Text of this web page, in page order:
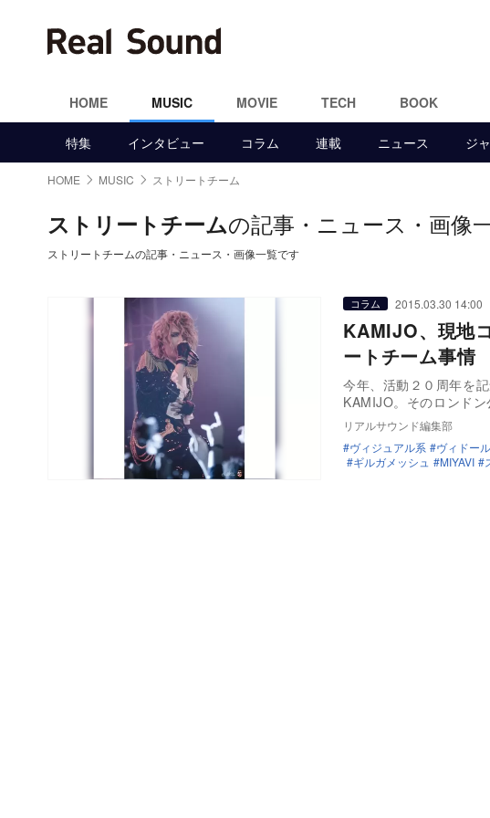
HOME MUSIC MOVIE TECH BOOK
特集 インタビュー コラム 連載 ニュース ジ
HOME MUSIC ストリートチーム
ストリートチームの記事・ニュース・画像
ストリートチームの記事・ニュース・画像一覧です
コラム 2015.03.30 14:00
KAMIJO、現地
ートチーム事情
今年、活動２０周年を
KAMIJO。そのロンド
リアルサウンド編集部
ヴィジュアル系
ヴィドール
ギルガメッシュ
MIYAVI